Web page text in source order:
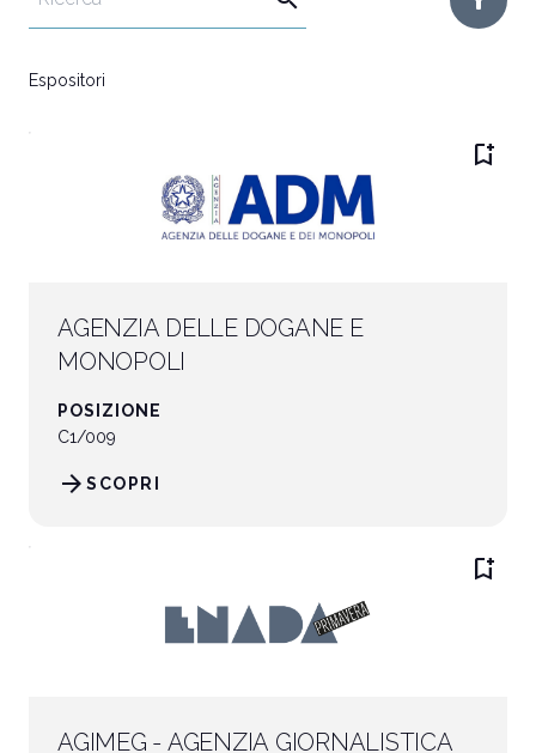
Vuoi partecipare?
A cura di:
Espositori
bookmark_add
AGENZIA DELLE DOGANE E
MONOPOLI
POSIZIONE
C1/009
SCOPRI
arrow_forward
bookmark_add
AGIMEG - AGENZIA GIORNALISTICA